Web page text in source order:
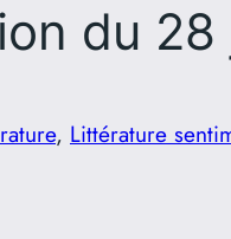
du 28
, Littérature